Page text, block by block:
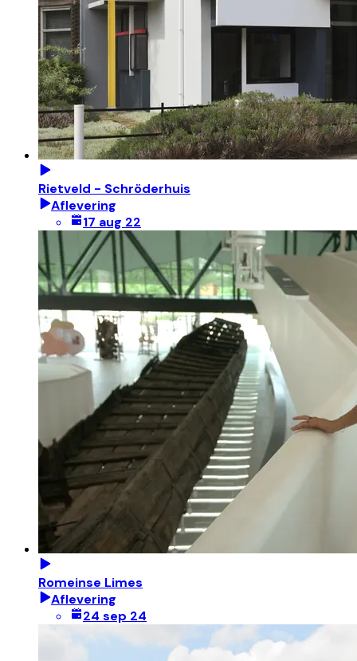
Rietveld - Schröderhuis
Aflevering
17 aug 22
Romeinse Limes
Aflevering
24 sep 24